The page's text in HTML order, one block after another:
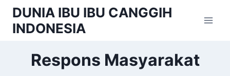
Skip
content
DUNIA IBU IBU CANGGIH
INDONESIA
Respons Masyarakat